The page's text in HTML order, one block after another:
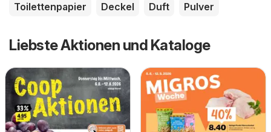
Toilettenpapier
Deckel Duft Pulver
Liebste Aktionen und Kataloge